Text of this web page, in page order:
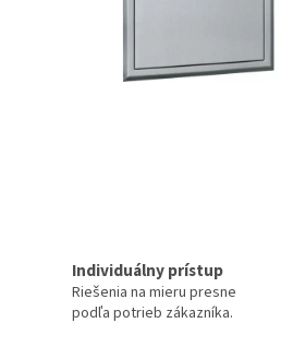
Individuálny prístup
Riešenia na mieru presne
podľa potrieb zákazníka.